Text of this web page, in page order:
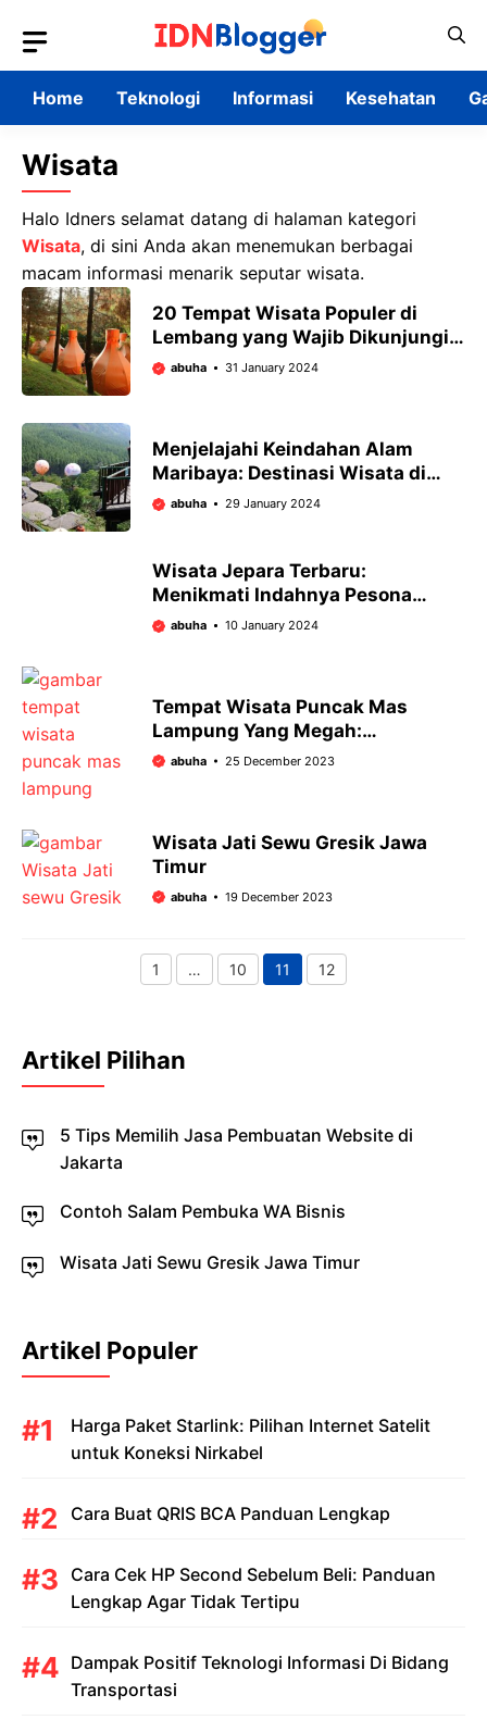
content
Home
Teknologi Informasi Kesehatan
Wisata
Halo Idners selamat datang di halaman kategori
Wisata, di sini Anda akan menemukan berbagai
macam informasi menarik seputar wisata.
20 Tempat Wisata Populer di
Lembang yang Wajib Dikunjungi
pada Tahun 2026
abuha 31 January 2024
Menjelajahi Keindahan Alam
Maribaya: Destinasi Wisata di
Lembang Bandung
abuha 29 January 2024
Wisata Jepara Terbaru:
Menikmati Indahnya Pesona
Destinasi Baru
abuha 10 January 2024
Tempat Wisata Puncak Mas
Lampung Yang Megah:
Mengungkap Permata
abuha 25 December 2023
Wisata Jati Sewu Gresik Jawa
Timur
abuha 19 December 2023
Page
1 … Page
10 Page
11 Page
12
Artikel Pilihan
5 Tips Memilih Jasa Pembuatan Website di
Jakarta
Contoh Salam Pembuka WA Bisnis
Wisata Jati Sewu Gresik Jawa Timur
Artikel Populer
Harga Paket Starlink: Pilihan Internet Satelit
untuk Koneksi Nirkabel
Cara Buat QRIS BCA Panduan Lengkap
Cara Cek HP Second Sebelum Beli: Panduan
Lengkap Agar Tidak Tertipu
Dampak Positif Teknologi Informasi Di Bidang
Transportasi